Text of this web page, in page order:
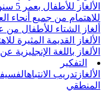
للاهتمام من جميع أنحاء
ألغاز الشتاء للأطفال من عمر 7 إلى 8 سنوات - 30
الألغاز القديمة المثيرة
الألغاز باللغة الإنجليزية
التفكير
الألغاز تدريب الانتباه
المنطقي